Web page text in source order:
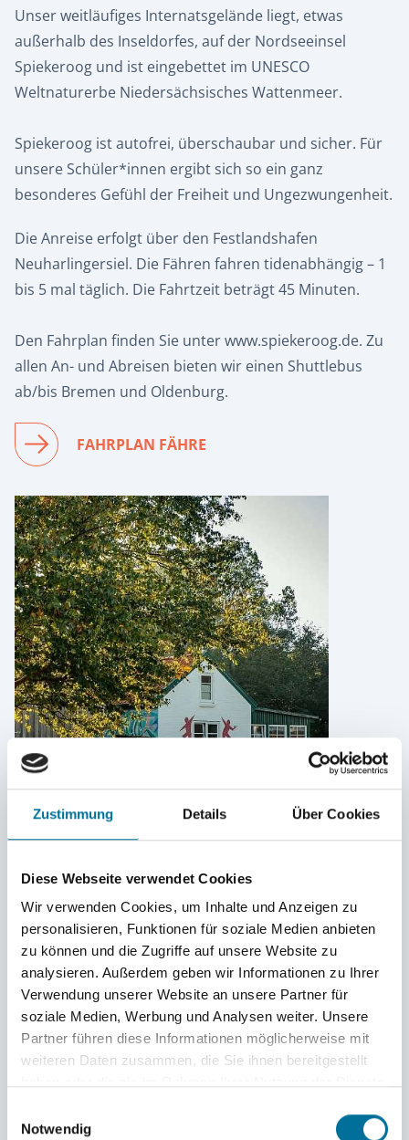
Zustimmung Details Über Cookies
Diese Webseite verwendet Cookies
Wir verwenden Cookies, um Inhalte und Anzeigen zu
personalisieren, Funktionen für soziale Medien anbieten
zu können und die Zugriffe auf unsere Website zu
analysieren. Außerdem geben wir Informationen zu Ihrer
Verwendung unserer Website an unsere Partner für
soziale Medien, Werbung und Analysen weiter. Unsere
Partner führen diese Informationen möglicherweise mit
weiteren Daten zusammen, die Sie ihnen bereitgestellt
Notwendig
Unser weitläufiges Internatsgelände liegt, etwas
außerhalb des Inseldorfes, auf der Nordseeinsel
Spiekeroog und ist eingebettet im UNESCO
Weltnaturerbe Niedersächsisches Wattenmeer.
Spiekeroog ist autofrei, überschaubar und sicher. Für
unsere Schüler*innen ergibt sich so ein ganz
besonderes Gefühl der Freiheit und Ungezwungenheit.
Die Anreise erfolgt über den Festlandshafen
Neuharlingersiel. Die Fähren fahren tidenabhängig – 1
bis 5 mal täglich. Die Fahrtzeit beträgt 45 Minuten.
Den Fahrplan finden Sie unter www.spiekeroog.de. Zu
allen An- und Abreisen bieten wir einen Shuttlebus
ab/bis Bremen und Oldenburg.
FAHRPLAN FÄHRE